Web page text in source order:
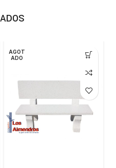
AGOT
ADO